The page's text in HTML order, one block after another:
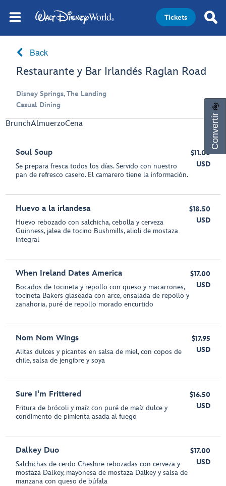
Tickets
Back
Restaurante y Bar Irlandés Raglan Road
Disney Springs, The Landing
Casual Dining
BrunchAlmuerzoCena
Soul Soup
Se prepara fresca todos los días. Servido con nuestro
pan de refresco casero. El camarero tiene la información.
$11.00
USD
Huevo a la irlandesa
Huevo rebozado con salchicha, cebolla y cerveza
Guinness, jalea de tocino Bushmills, alioli de mostaza
integral
$18.50
USD
When Ireland Dates America
Bocados de tocineta y repollo con queso y macarrones,
tocineta Bakers glaseada con arce, ensalada de repollo y
zanahoria, puré de repollo morado encurtido
$17.00
USD
Nom Nom Wings
Alitas dulces y picantes en salsa de miel, con copos de
chile, salsa de jengibre y soya
$17.95
USD
Sure I'm Frittered
Fritura de brócoli y maíz con puré de maíz dulce y
condimento de pimienta asada al fuego
$16.50
USD
Dalkey Duo
Salchichas de cerdo Cheshire rebozadas con cerveza y
mostaza Dalkey, mayonesa de mostaza Dalkey y salsa de
manzana con queso de búfala
$17.00
USD
Convertir